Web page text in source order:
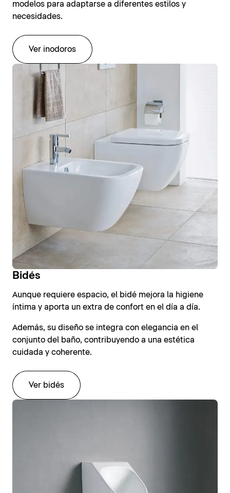
modelos para adaptarse a diferentes estilos y
necesidades.
Ver inodoros
Bidés
Aunque requiere espacio, el bidé mejora la higiene
íntima y aporta un extra de confort en el día a día.
Además, su diseño se integra con elegancia en el
conjunto del baño, contribuyendo a una estética
cuidada y coherente.
Ver bidés